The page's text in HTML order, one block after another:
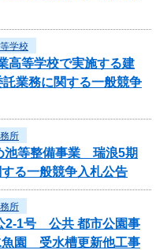
学校
等学校で実施する建
業務に関する一般競争
所
池等整備事業 瑞浪5期
る一般競争入札公告
所
2-1号 公共 都市公園事
魚園 受水槽更新他工事